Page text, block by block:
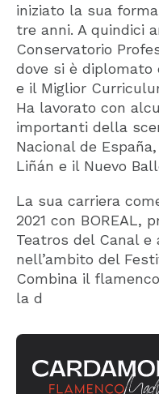
iniziato la sua
tre anni. A quindici
Conservatorio
dove si è diplomato
e il Miglior
Ha lavorato con
importanti della
Nacional de
Liñán e il Nuevo
La sua carriera
2021 con BOREAL,
Teatros del Canal e
nell’ambito del
Combina il
la d